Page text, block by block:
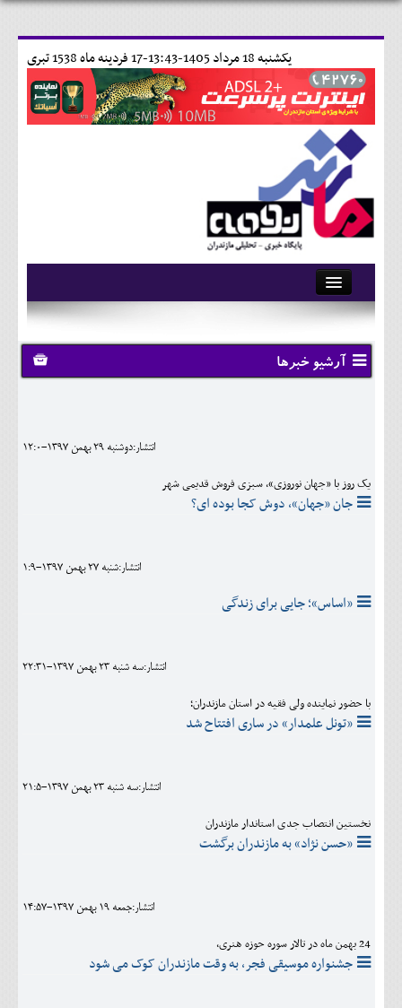
17 فردينه ماه 1538 تبری يکشنبه 18 مرداد 1405-13:43-
آرشیو
تماس با ما
وبلاگ
کلینیک
فرهنگی و هنری
خانه
آرشیو خبرها
انتشار:دوشنبه 29 بهمن 1397-12:0
یک روز با «جهان نوروزی»، سبزی فروش قدیمی شهر
جان «جهان»، دوش کجا بوده ای؟
انتشار:شنبه 27 بهمن 1397-1:9
«اساس»؛ جایی برای زندگی
انتشار:سه شنبه 23 بهمن 1397-22:31
با حضور نماینده ولی فقیه در استان مازندران؛
«تونل علمدار» در ساری افتتاح شد
انتشار:سه شنبه 23 بهمن 1397-21:5
نخستین انتصاب جدی استاندار مازندران
«حسن نژاد» به مازندران برگشت
انتشار:جمعه 19 بهمن 1397-14:57
24 بهمن ماه در تالار سوره حوزه هنری،
جشنواره موسیقی فجر، به وقت مازندران کوک می شود